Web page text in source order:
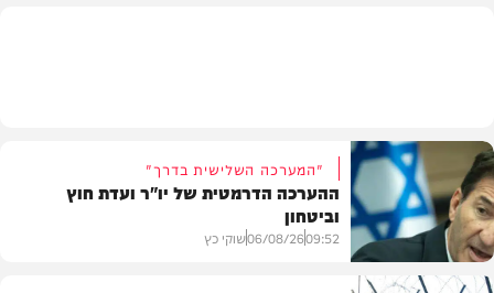
"המערכה השלישית בדרך"
ההערכה הדרמטית של יו"ר ועדת חוץ
וביטחון
09:52
06/08/26שוקי כץ